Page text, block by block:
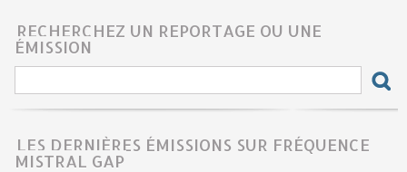
RECHERCHEZ UN REPORTAGE OU UNE
ÉMISSION
LES DERNIÈRES ÉMISSIONS SUR FRÉQUENCE
MISTRAL GAP